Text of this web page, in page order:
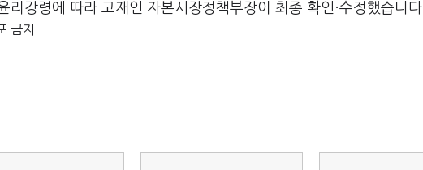
리강령에 따라 고재인 자본시장정책부장이 최종 확인·수정했습니다.
금지